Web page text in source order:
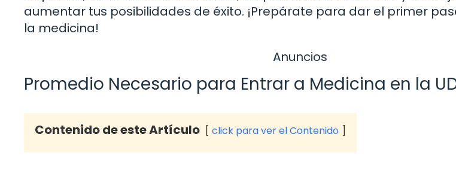
aumentar tus posibilidades de éxito. ¡Prepárate para dar el primer
la medicina!
Anuncios
Promedio Necesario para Entrar a Medicina en la
Contenido de este Artículo click para ver el Contenido